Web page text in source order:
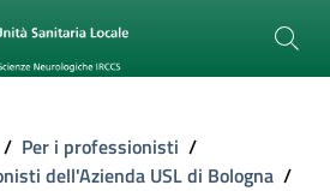
/ Per i professionisti /
dell'Azienda USL di Bologna /